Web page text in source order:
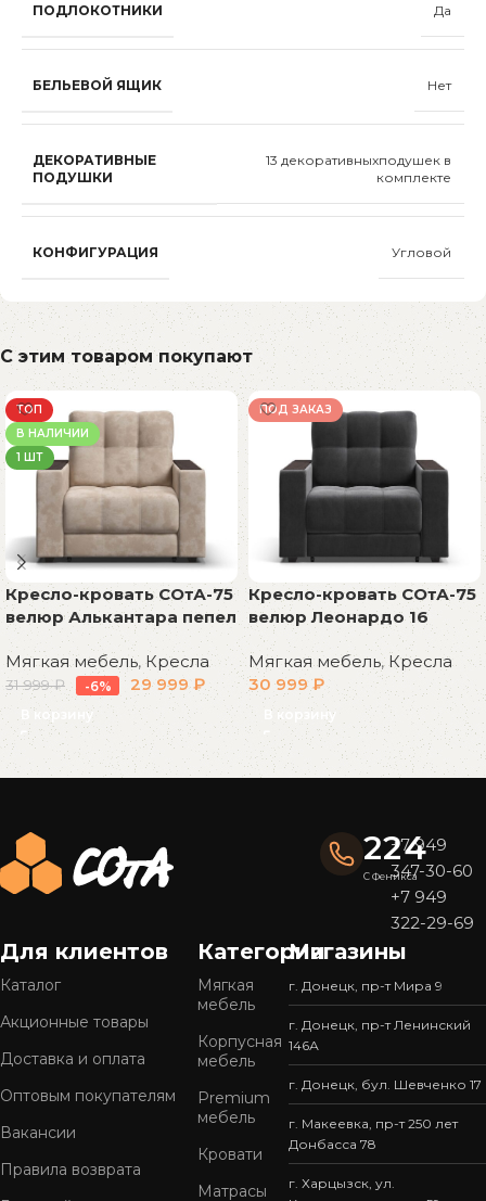
ПОДЛОКОТНИКИ Да
БЕЛЬЕВОЙ ЯЩИК Нет
ДЕКОРАТИВНЫЕ
ПОДУШКИ
13 декоративныxподушек в
комплекте
КОНФИГУРАЦИЯ Угловой
С этим товаром покупают
ТОП
В НАЛИЧИИ
1 ШТ
Кресло-кровать СОтА-75
велюр Алькантара пепел
Мягкая мебель, Кресла
31 999₽ -6% 29 999₽
В корзину
ПОД ЗАКАЗ
Кресло-кровать СОтА-75
велюр Леонардо 16
Мягкая мебель,Кресла
30 999₽
В корзину
Read More
224
С Феникса
+7 949
347-30-60
+7 949
322-29-69
Для клиентов
Каталог
Акционные товары
Доставка и оплата
Оптовым покупателям
Вакансии
Правила возврата
Категории
Мягкая
мебель
Корпусная
мебель
Premium
мебель
Кровати
Матрасы
Магазины
г. Донецк, пр-т Мира 9
г. Донецк, пр-т Ленинский
146А
г. Донецк, бул. Шевченко 17
г. Макеевка, пр-т 250 лет
Донбасса 78
г. Харцызск, ул.